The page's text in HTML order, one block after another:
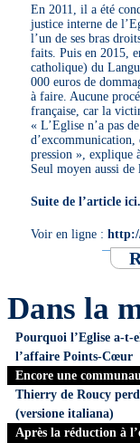
En 2011, il a été
justice interne de
l’un de ses bras
faits. Puis en 2015,
catholique) du
000 euros de
à faire. Aucune
française, car la
« L’Eglise n’a pas
pression », explique
Seul moyen aussi de
Suite de l’article ici.
Voir en ligne :
Dans la
Pourquoi l’Eglise a-t-
l’affaire Points-Cœur
Encore une
Thierry de Roucy
(versione italiana)
Après la réduction à